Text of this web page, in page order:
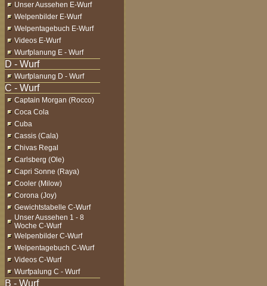
Unser Aussehen E-Wurf
Welpenbilder E-Wurf
Welpentagebuch E-Wurf
Videos E-Wurf
Wurfplanung E - Wurf
Wurfplanung D - Wurf
Captain Morgan (Rocco)
Coca Cola
Cuba
Cassis (Cala)
Chivas Regal
Carlsberg (Ole)
Capri Sonne (Raya)
Cooler (Milow)
Corona (Joy)
Gewichtstabelle C-Wurf
Unser Aussehen 1 - 8
Woche C-Wurf
Welpenbilder C-Wurf
Welpentagebuch C-Wurf
Videos C-Wurf
Wurfpalung C - Wurf